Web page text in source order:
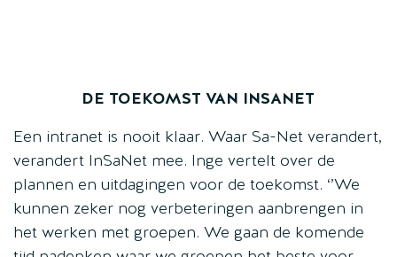
DE TOEKOMST VAN INSANET
Een intranet is nooit klaar. Waar Sa-Net verandert,
verandert InSaNet mee. Inge vertelt over de
plannen en uitdagingen voor de toekomst. ‘’We
kunnen zeker nog verbeteringen aanbrengen in
het werken met groepen. We gaan de komende